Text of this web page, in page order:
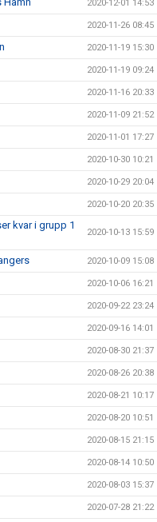
2020-12-01 14:53
2020-11-26 08:45
2020-11-19 15:30
2020-11-19 09:24
2020-11-16 20:33
2020-11-09 21:52
2020-11-01 17:27
2020-10-30 10:21
2020-10-29 20:04
2020-10-20 20:35
kvar i grupp 1
2020-10-13 15:59
2020-10-09 15:08
2020-10-06 16:21
2020-09-22 23:24
2020-09-16 14:01
2020-08-30 21:37
2020-08-26 20:38
2020-08-21 10:17
2020-08-20 10:51
2020-08-15 21:15
2020-08-14 10:50
2020-08-03 15:37
2020-07-28 21:22